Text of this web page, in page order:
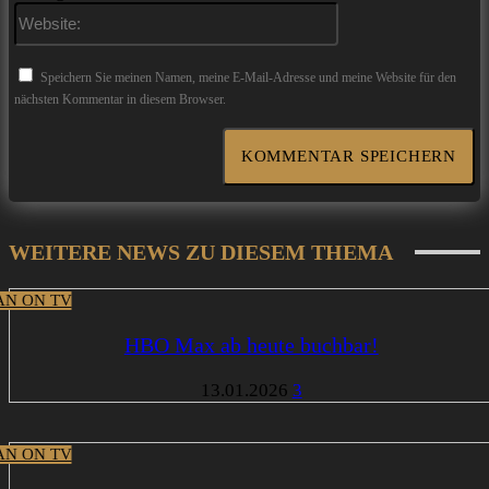
Speichern Sie meinen Namen, meine E-Mail-Adresse und meine Website für den
nächsten Kommentar in diesem Browser.
WEITERE NEWS ZU DIESEM THEMA
ON TV
HBO Max ab heute buchbar!
13.01.2026 3
ON TV